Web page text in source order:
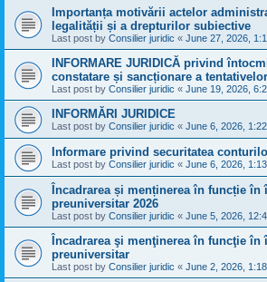
Importanța motivării actelor
legalității și a drepturilor subiective
Last post by Consilier juridic « June 27, 2026,
INFORMARE JURIDICĂ privind
constatare și sancționare a
Last post by Consilier juridic « June 19, 2026,
INFORMĂRI JURIDICE
Last post by Consilier juridic « June 6, 2026,
Informare privind securitatea
Last post by Consilier juridic « June 6, 2026,
Încadrarea și menținerea în funcție în
preuniversitar 2026
Last post by Consilier juridic « June 5, 2026,
Încadrarea şi menţinerea în funcţie în
preuniversitar
Last post by Consilier juridic « June 2, 2026,